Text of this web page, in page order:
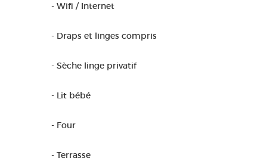
- Wifi / Internet
- Draps et linges compris
- Sèche linge privatif
- Lit bébé
- Four
- Terrasse